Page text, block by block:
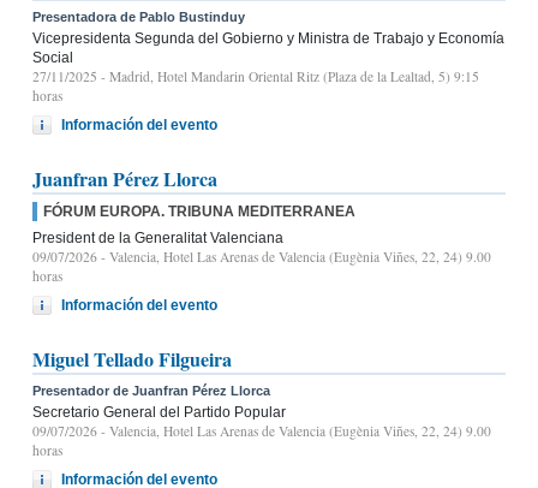
Presentadora de Pablo Bustinduy
Vicepresidenta Segunda del Gobierno y Ministra de Trabajo y Economía
Social
27/11/2025 - Madrid, Hotel Mandarin Oriental Ritz (Plaza de la Lealtad, 5) 9:15
horas
Información del evento
Juanfran Pérez Llorca
FÓRUM EUROPA. TRIBUNA MEDITERRANEA
President de la Generalitat Valenciana
09/07/2026 - Valencia, Hotel Las Arenas de Valencia (Eugènia Viñes, 22, 24) 9.00
horas
Información del evento
Miguel Tellado Filgueira
Presentador de Juanfran Pérez Llorca
Secretario General del Partido Popular
09/07/2026 - Valencia, Hotel Las Arenas de Valencia (Eugènia Viñes, 22, 24) 9.00
horas
Información del evento